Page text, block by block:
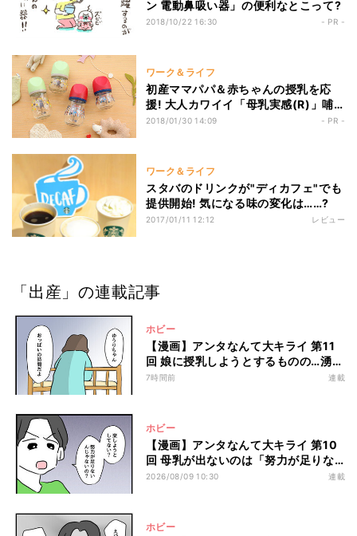
ン 電動鼻吸い器」の便利なとこって?
2018/10/22 16:30 - PR -
ワーク＆ライフ
初産ママパパ＆赤ちゃんの授乳を応
援! 大人カワイイ「母乳実感(R)」哺
乳びんmy Precious(マイプレシャス)
2018/01/30 14:09 - PR -
ワーク＆ライフ
スタバのドリンクが"ディカフェ"でも
提供開始! 気になる味の変化は……?
2017/01/11 12:12 レビュー
「出産」の連載記事
ホビー
【漫画】アンタなんて大キライ 第11
回 娘に授乳しようとするものの…湧き
上がってきた“違和感”とは?
7時間前 連載
ホビー
【漫画】アンタなんて大キライ 第10
回 母乳が出ないのは「努力が足りな
い」からだと言う夫
2026/08/09 10:30 連載
ホビー